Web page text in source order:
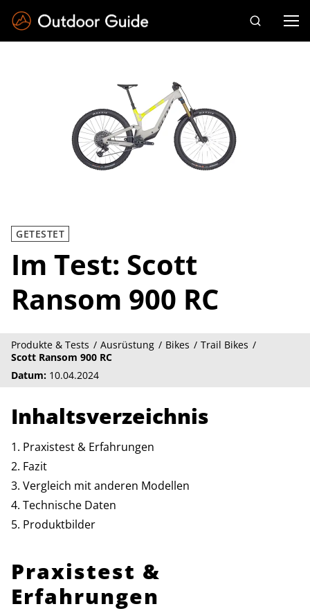
GETESTET
Im Test: Scott
Ransom 900 RC
Produkte & Tests Ausrüstung Bikes
Trail Bikes
Scott Ransom 900 RC
Datum: 10.04.2024
Inhaltsverzeichnis
Praxistest & Erfahrungen
Fazit
Vergleich mit anderen Modellen
Technische Daten
Produktbilder
Praxistest &
Erfahrungen